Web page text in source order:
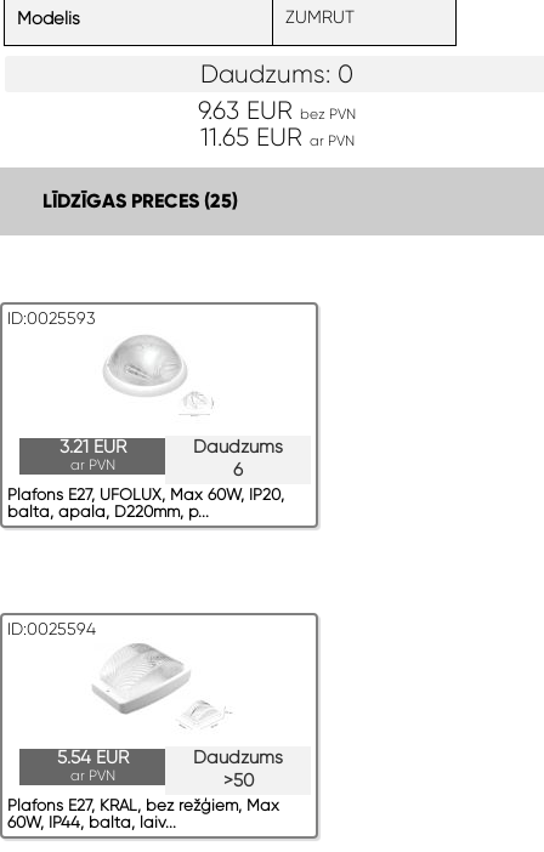
Modelis ZUMRUT
Daudzums: 0
9.63 EUR bez PVN
11.65 EUR ar PVN
LĪDZĪGAS PRECES (25)
ID:0025593
Daudzums
6
3.21 EUR
ar PVN
Plafons E27, UFOLUX, Max 60W, IP20,
balta, apaļa, D220mm, p...
ID:0025594
Daudzums
>50
5.54 EUR
ar PVN
Plafons E27, KRAL, bez režģiem, Max
60W, IP44, balta, laiv...